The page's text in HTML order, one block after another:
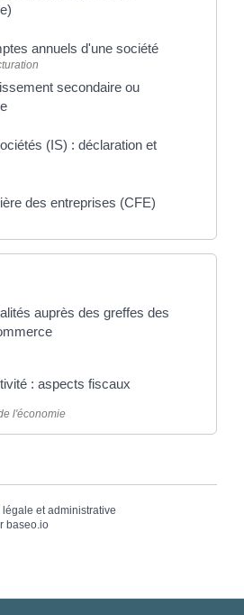
annuels d'une société
secondaire ou
(IS) : déclaration et
des entreprises (CFE)
auprès des greffes des
: aspects fiscaux
l'économie
et administrative
baseo.io